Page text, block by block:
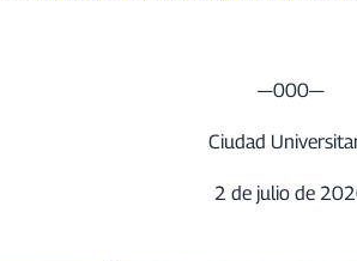
—000—
Ciudad
2 de julio de